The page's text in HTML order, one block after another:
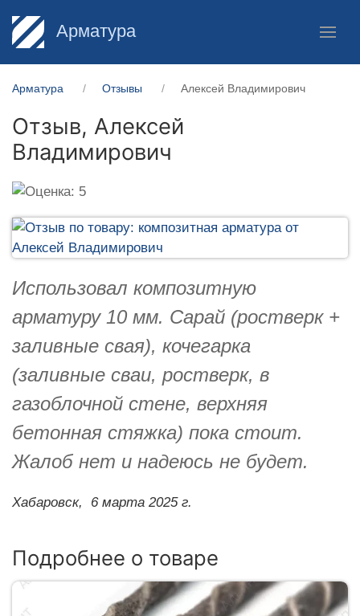
Арматура
Арматура Отзывы Алексей Владимирович
Отзыв, Алексей
Владимирович
Использовал композитную
арматуру 10 мм. Сарай (ростверк +
заливные свая), кочегарка
(заливные сваи, ростверк, в
газоблочной стене, верхняя
бетонная стяжка) пока стоит.
Жалоб нет и надеюсь не будет.
Хабаровск, 6 марта 2025 г.
Подробнее о товаре